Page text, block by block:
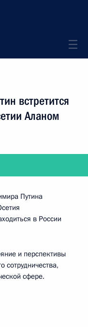
встретится
Аланом
Путина
в России
и перспективы
сотрудничества,
сфере.